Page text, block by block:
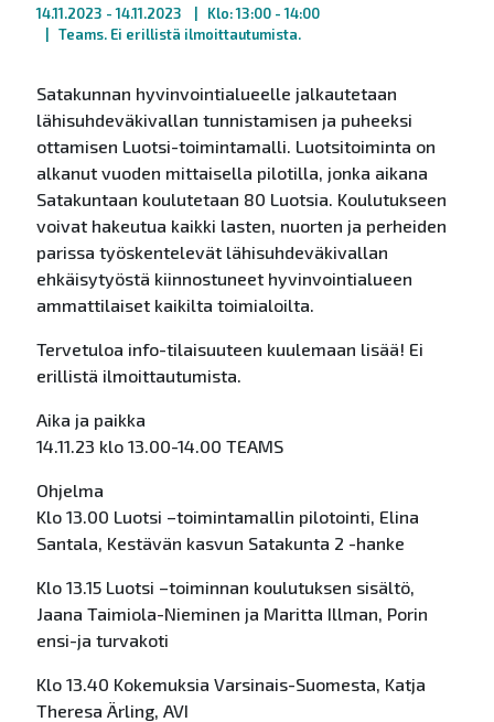
14.11.2023 - 14.11.2023
Klo: 13:00 - 14:00
Teams. Ei erillistä ilmoittautumista.
Satakunnan hyvinvointialueelle jalkautetaan
lähisuhdeväkivallan tunnistamisen ja puheeksi
ottamisen Luotsi-toimintamalli. Luotsitoiminta on
alkanut vuoden mittaisella pilotilla, jonka aikana
Satakuntaan koulutetaan 80 Luotsia. Koulutukseen
voivat hakeutua kaikki lasten, nuorten ja perheiden
parissa työskentelevät lähisuhdeväkivallan
ehkäisytyöstä kiinnostuneet hyvinvointialueen
ammattilaiset kaikilta toimialoilta.
Tervetuloa info-tilaisuuteen kuulemaan lisää! Ei
erillistä ilmoittautumista.
Aika ja paikka
14.11.23 klo 13.00-14.00 TEAMS
Ohjelma
Klo 13.00 Luotsi –toimintamallin pilotointi, Elina
Santala, Kestävän kasvun Satakunta 2 -hanke
Klo 13.15 Luotsi –toiminnan koulutuksen sisältö,
Jaana Taimiola-Nieminen ja Maritta Illman, Porin
ensi-ja turvakoti
Klo 13.40 Kokemuksia Varsinais-Suomesta, Katja
Theresa Ärling, AVI